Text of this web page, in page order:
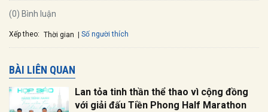
(0) Bình luận
Xếp theo: Thời gian Số người thích
BÀI LIÊN QUAN
Lan tỏa tinh thần thể thao vì cộng đồng
với giải đấu Tiền Phong Half Marathon